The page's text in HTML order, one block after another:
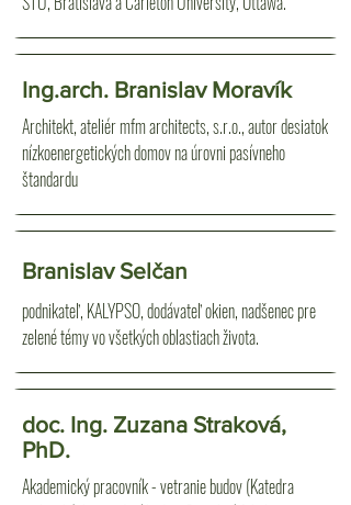
Ing.arch. Branislav Moravík
Architekt, ateliér mfm architects, s.r.o., autor desiatok
nízkoenergetických domov na úrovni pasívneho
štandardu
Branislav Selčan
podnikateľ, KALYPSO, dodávateľ okien, nadšenec pre
zelené témy vo všetkých oblastiach života.
doc. Ing. Zuzana Straková,
PhD.
Akademický pracovník - vetranie budov (Katedra